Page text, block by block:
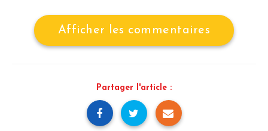
Afficher les commentaires
Partager l'article :